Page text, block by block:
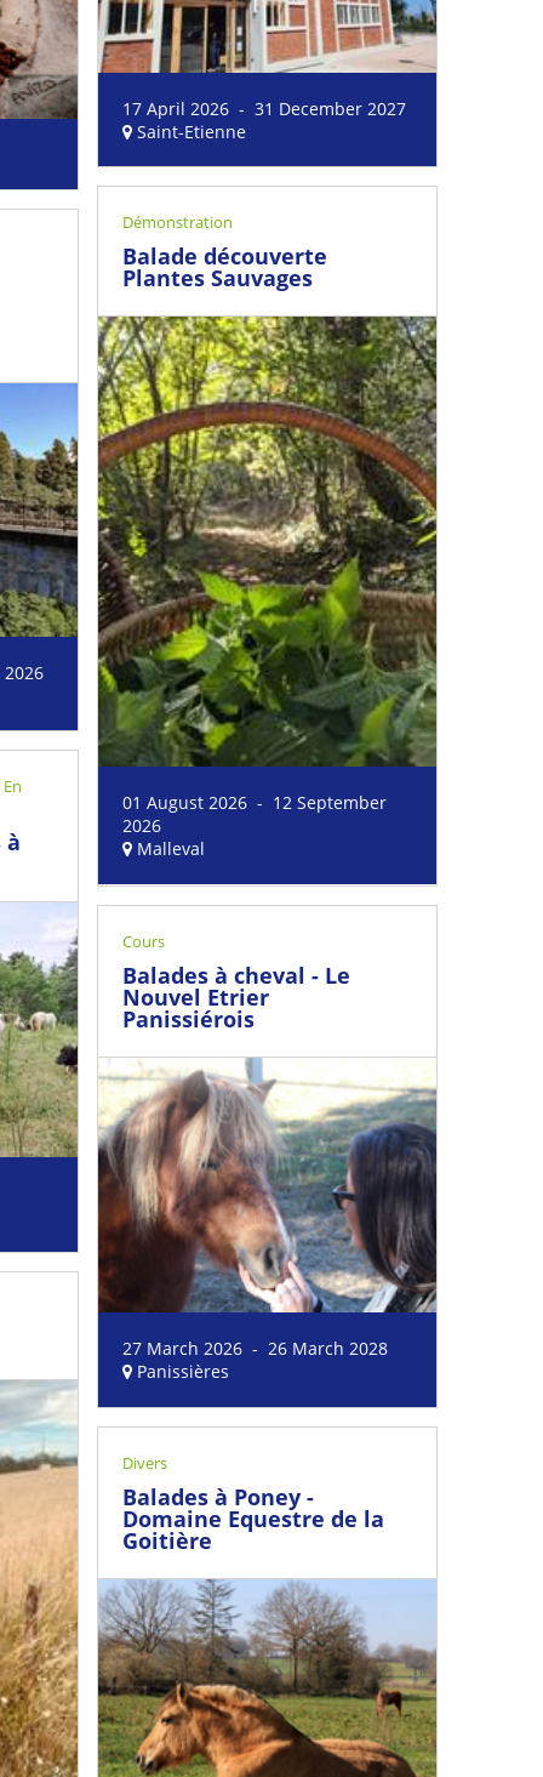
17 April 2026 - 31 December 2027
Saint-Etienne
Démonstration
Balade découverte
Plantes Sauvages
01 August 2026 - 12 September
2026
Malleval
En
à
Cours
Balades à cheval - Le
Nouvel Etrier
Panissiérois
27 March 2026 - 26 March 2028
Panissières
Divers
Balades à Poney -
Domaine Equestre de la
Goitière